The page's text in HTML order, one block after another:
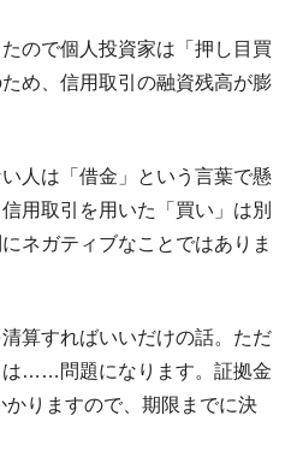
南東部では干ばつ
ス搭載の次世代駆逐艦
と公示
では。
』車への補助金を全廃 ⇒ 実
いる。6カ月で対前年同期比
！」「極右勢力」のプラカー
年までに18.4GW規模のAIデ
無理だってば。
ので個人投資家は「押し目買
め、信用取引の融資残高が膨
人は「借金」という言葉で懸
用取引を用いた「買い」は別
ネガティブなことではありま
算すればいいだけの話。ただ
は……問題になります。証拠金
かりますので、期限までに決